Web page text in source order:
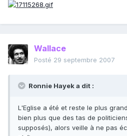
Wallace
Posté 29 septembre 2007
Ronnie Hayek a dit :
L'Eglise a été et reste le plus
bien plus que des tas de
supposés), alors veille à ne pas